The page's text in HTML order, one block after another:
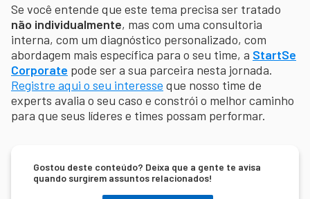
Se você entende que este tema precisa ser tratado
não individualmente, mas com uma consultoria
interna, com um diagnóstico personalizado, com
abordagem mais específica para o seu time, a StartSe
Corporate pode ser a sua parceira nesta jornada.
Registre aqui o seu interesse que nosso time de
experts avalia o seu caso e constrói o melhor caminho
para que seus líderes e times possam performar.
Gostou deste conteúdo? Deixa que a gente te avisa
quando surgirem assuntos relacionados!